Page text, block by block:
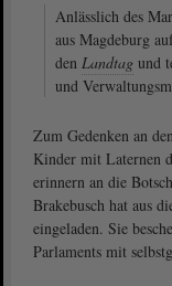
Anlässlich des
aus Magdeburg
den Landtag und
und
Zum Gedenken an
Kinder mit Laternen
erinnern an die
Brakebusch hat aus
eingeladen. Sie
Parlaments mit